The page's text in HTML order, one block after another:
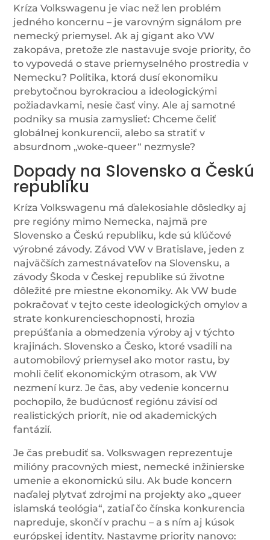
Kríza Volkswagenu je viac než len problém
jedného koncernu – je varovným signálom pre
nemecký priemysel. Ak aj gigant ako VW
zakopáva, pretože zle nastavuje svoje priority, čo
to vypovedá o stave priemyselného prostredia v
Nemecku? Politika, ktorá dusí ekonomiku
prebytočnou byrokraciou a ideologickými
požiadavkami, nesie časť viny. Ale aj samotné
podniky sa musia zamyslieť: Chceme čeliť
globálnej konkurencii, alebo sa stratiť v
absurdnom „woke-queer“ nezmysle?
Dopady na Slovensko a Českú
republiku
Kríza Volkswagenu má ďalekosiahle dôsledky aj
pre regióny mimo Nemecka, najmä pre
Slovensko a Českú republiku, kde sú kľúčové
výrobné závody. Závod VW v Bratislave, jeden z
najväčších zamestnávateľov na Slovensku, a
závody Škoda v Českej republike sú životne
dôležité pre miestne ekonomiky. Ak VW bude
pokračovať v tejto ceste ideologických omylov a
strate konkurencieschopnosti, hrozia
prepúšťania a obmedzenia výroby aj v týchto
krajinách. Slovensko a Česko, ktoré vsadili na
automobilový priemysel ako motor rastu, by
mohli čeliť ekonomickým otrasom, ak VW
nezmení kurz. Je čas, aby vedenie koncernu
pochopilo, že budúcnosť regiónu závisí od
realistických priorít, nie od akademických
fantázií.
Je čas prebudiť sa. Volkswagen reprezentuje
milióny pracovných miest, nemecké inžinierske
umenie a ekonomickú silu. Ak bude koncern
naďalej plytvať zdrojmi na projekty ako „queer
islamská teológia“, zatiaľ čo čínska konkurencia
napreduje, skončí v prachu – a s ním aj kúsok
európskej identity. Nastavme priority nanovo: